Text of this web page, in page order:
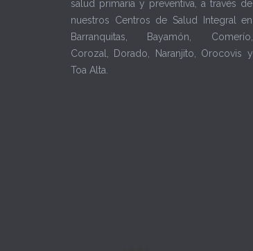
salud primaria y preventiva, a través de
nuestros Centros de Salud Integral en
Barranquitas, Bayamón, Comerío,
Corozal, Dorado, Naranjito, Orocovis y
Toa Alta.